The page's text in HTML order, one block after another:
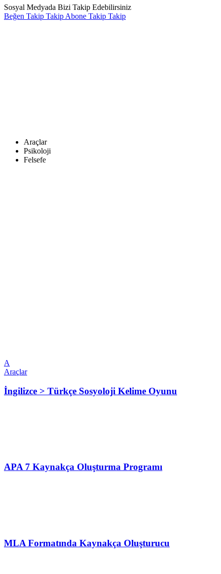
Sosyal Medyada Bizi Takip Edebilirsiniz
Beğen Takip Takip Abone Takip Takip
Araçlar
Psikoloji
Felsefe
A
Araçlar
İngilizce > Türkçe Sosyoloji Kelime Oyunu
APA 7 Kaynakça Oluşturma Programı
MLA Formatında Kaynakça Oluşturucu